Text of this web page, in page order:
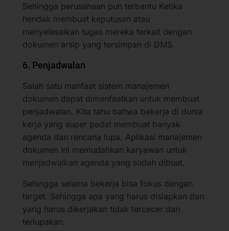
Sehingga perusahaan pun terbantu Ketika
hendak membuat keputusan atau
menyelesaikan tugas mereka terkait dengan
dokumen arsip yang tersimpan di DMS.
6. Penjadwalan
Salah satu manfaat sistem manajemen
dokumen dapat dimanfaatkan untuk membuat
penjadwalan. Kita tahu bahwa bekerja di dunia
kerja yang super padat membuat banyak
agenda dan rencana lupa. Aplikasi manajemen
dokumen ini memudahkan karyawan untuk
menjadwalkan agenda yang sudah dibuat.
Sehingga selama bekerja bisa fokus dengan
target. Sehingga apa yang harus disiapkan dan
yang harus dikerjakan tidak tercecer dan
terlupakan.